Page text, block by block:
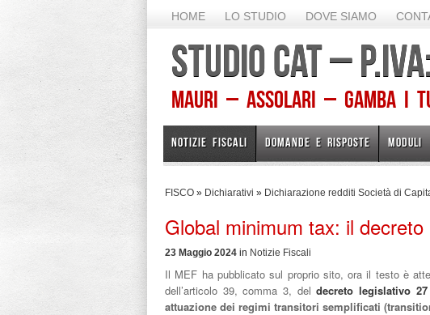
HOME LO STUDIO DOVE SIAMO
STUDIO CAT –
Mauri – Assolari – Gamba I
NOTIZIE FISCALI DOMANDE E RISPOSTE MODULI
FISCO » Dichiarativi » Dichiarazione redditi Società di
Global minimum tax: il
23 Maggio 2024 in Notizie Fiscali
Il MEF ha pubblicato sul proprio sito, ora il testo è
dell’articolo 39, comma 3, deldecreto legislativo
attuazione dei regimi transitori semplificati